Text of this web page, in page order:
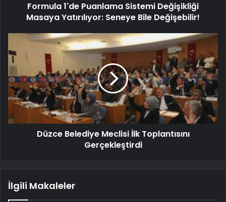
Formula 1'de Puanlama Sistemi Değişikliği
Masaya Yatırılıyor: Seneye Bile Değişebilir!
Düzce Belediye Meclisi İlk Toplantısını
Gerçekleştirdi
İlgili Makaleler